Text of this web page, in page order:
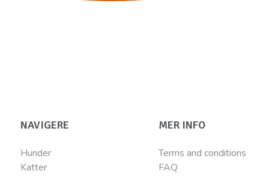
NAVIGERE
Hunder
Katter
MER INFO
Terms and conditions
FAQ